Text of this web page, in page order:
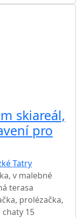
skiareál,
pro
Tatry
v malebné
terasa
prolézačka,
15